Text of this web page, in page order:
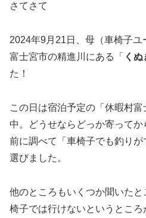
さてさて
2024年9月21日、母（車椅子
富士宮市の精進川にある「 く
た！
この日は宿泊予定の「休暇村
中。どうせならどっか寄って
前に調べて「車椅子でも釣り
選びました。
他のところもいくつか聞いた
椅子では行けないというところ